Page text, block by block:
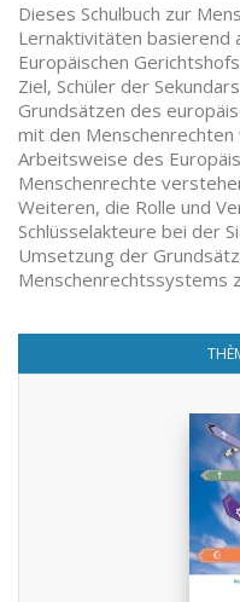
Dieses Schulbuch zur
Lernaktivitäten basierend
Europäischen
Ziel, Schüler der
Grundsätzen des
mit den
Arbeitsweise des
Menschenrechte
Weiteren, die Rolle und
Schlüsselakteure bei der
Umsetzung der
Menschenrechtssystems